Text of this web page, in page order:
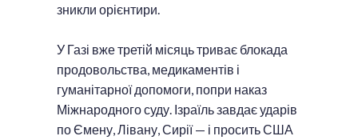
зникли орієнтири.
У Газі вже третій місяць триває блокада
продовольства, медикаментів і
гуманітарної допомоги, попри наказ
Міжнародного суду. Ізраїль завдає ударів
по Ємену, Лівану, Сирії — і просить США